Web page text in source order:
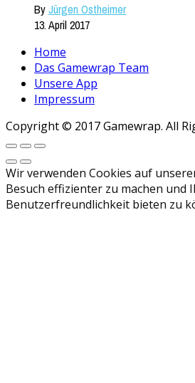
ByJürgen Ostheimer
13. April 2017
Home
Das Gamewrap Team
Unsere App
Impressum
Copyright © 2017 Gamewrap. All
Wir verwenden Cookies auf
Besuch effizienter zu machen und
Benutzerfreundlichkeit bieten zu